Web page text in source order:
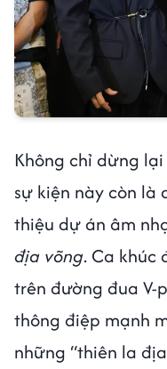
Không chỉ dừng
sự kiện này còn là
thiệu dự án âm
địa võng. Ca khúc
trên đường đua
thông điệp mạnh
những “thiên la